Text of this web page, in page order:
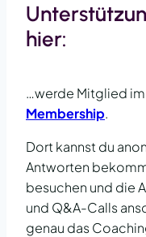
hier:
…werde Mitglied im
Membership.
Dort kannst du
Antworten
besuchen und die
und Q&A-Calls
genau das